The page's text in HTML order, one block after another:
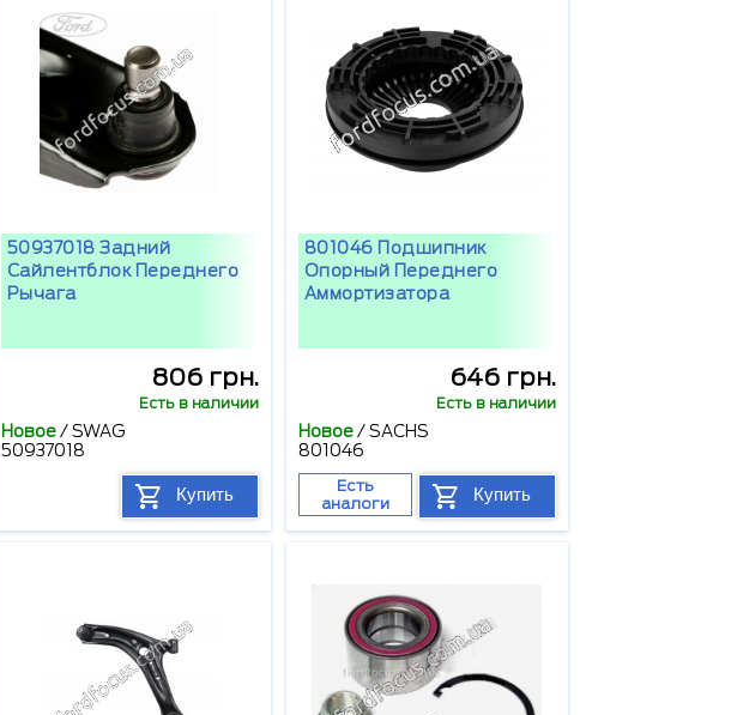
50937018 Задний
Сайлентблок Переднего
Рычага
806 грн.
Есть в наличии
Новое/SWAG
50937018
Купить
801046 Подшипник
Опорный Переднего
Аммортизатора
646 грн.
Есть в наличии
Новое/SACHS
801046
Есть
аналоги
Купить